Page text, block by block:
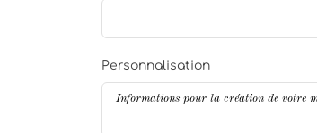
Personnalisation